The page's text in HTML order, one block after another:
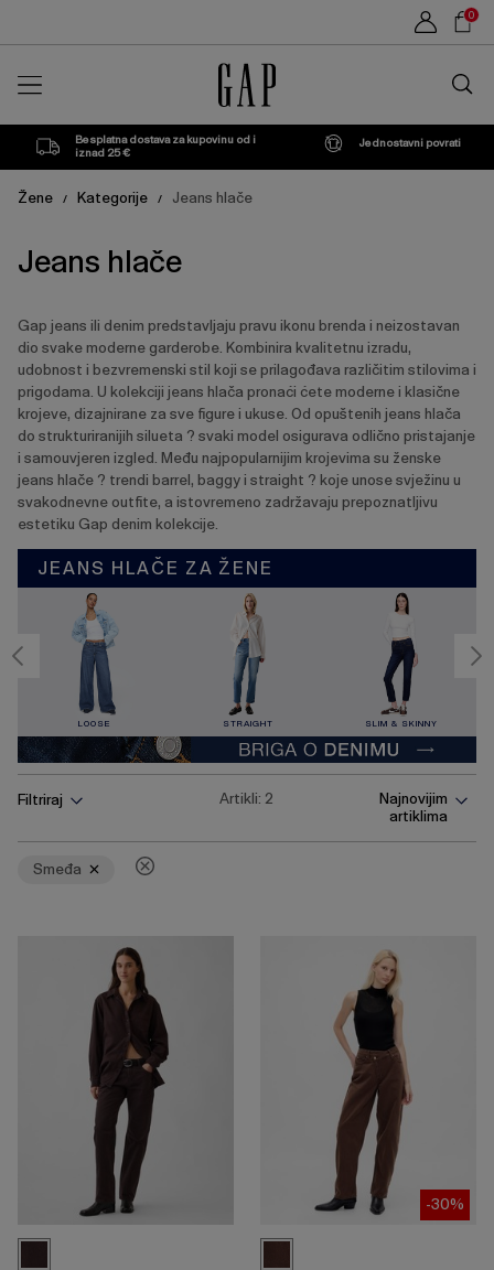
0
trgovini
Besplatna dostava za kupovinu od i
iznad 25 €
Jednostavni povrati
Žene / Kategorije / Jeans hlače
Jeans hlače
Gap jeans ili denim predstavljaju pravu ikonu brenda i neizostavan
dio svake moderne garderobe. Kombinira kvalitetnu izradu,
udobnost i bezvremenski stil koji se prilagođava različitim stilovima i
prigodama. U kolekciji jeans hlača pronaći ćete moderne i klasične
krojeve, dizajnirane za sve figure i ukuse. Od opuštenih jeans hlača
do strukturiranijih silueta ? svaki model osigurava odlično pristajanje
i samouvjeren izgled. Među najpopularnijim krojevima su ženske
jeans hlače ? trendi barrel, baggy i straight ? koje unose svježinu u
svakodnevne outfite, a istovremeno zadržavaju prepoznatljivu
estetiku Gap denim kolekcije.
JEANS HLAČE ZA ŽENE
LOOSE STRAIGHT SLIM & SKINNY
tipku
za
skupljanje
Filtriraj Artikli: 2
Najnovijim
artiklima
Smeđa
-30%